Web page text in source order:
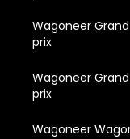
Wagoneer
prix
Wagoneer
prix
Wagoneer